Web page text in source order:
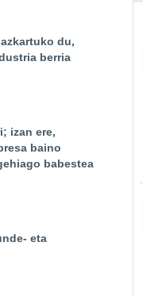
du,
berria
izan ere,
baino
babestea
eta